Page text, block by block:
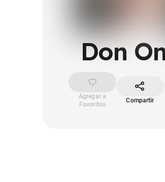
Don
Agregar a
Favoritos
Compartir